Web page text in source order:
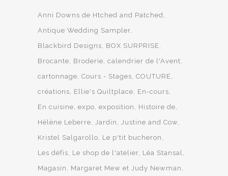
Anni Downs de Htched and Patched
Antique Wedding Sampler
Blackbird Designs
BOX SURPRISE
Brocante
Broderie calendrier de l'Avent
cartonnage Cours - Stages COUTURE
créations
Ellie's Quiltplace
En-cours
En cuisine expo exposition
Histoire de
Hélène Leberre Jardin
Justine and Cow
Kristel Salgarollo
Le p'tit bucheron
Les défis
Le shop de l'atelier Léa Stansal
Magasin
Margaret Mew et Judy Newman